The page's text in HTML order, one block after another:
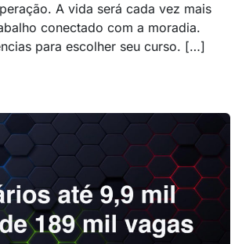
A vida será cada vez mais
conectado com a moradia.
para escolher seu curso. […]